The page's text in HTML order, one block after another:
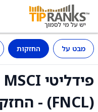
מבט על החזקות
(FNCL) - החזקות